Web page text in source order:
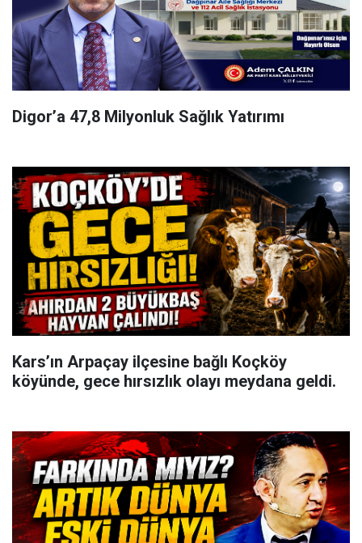
Digor’a 47,8 Milyonluk Sağlık Yatırımı
Kars’ın Arpaçay ilçesine bağlı Koçköy
köyünde, gece hırsızlık olayı meydana geldi.